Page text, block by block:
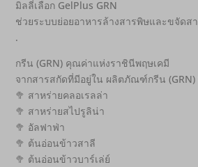
มิลลี่เลือก GelPlus GRN
ช่วยระบบย่อยอาหารล้างสารพิษและขจัดส
.
กรีน (GRN) คุณค่าแห่งราชินีพฤษเคมี
จากสารสกัดที่มีอยู่ใน ผลิตภัณฑ์กรีน
🥦 สาหร่ายคลอเรลล่า
🥦 สาหร่ายสไปรูลิน่า
🥦 อัลฟาฟ่า
🥦 ต้นอ่อนข้าวสาลี
🥦 ต้นอ่อนข้าวบาร์เล่ย์